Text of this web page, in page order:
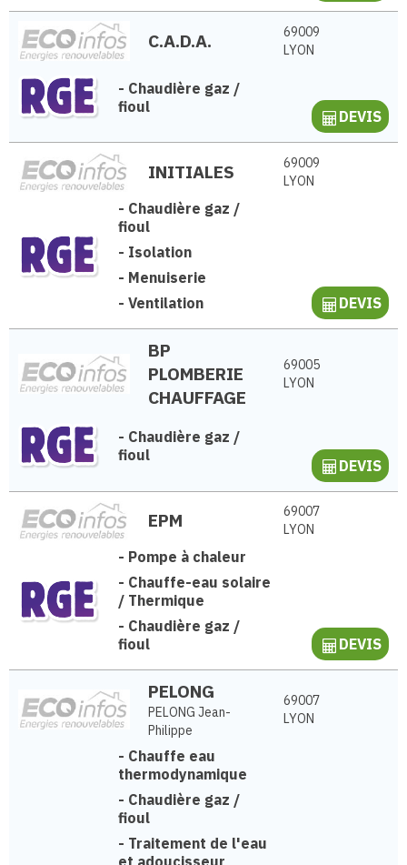
C.A.D.A.
69009
LYON
- Chaudière gaz /
fioul
DEVIS
INITIALES
69009
LYON
- Chaudière gaz /
fioul
- Isolation
- Menuiserie
- Ventilation DEVIS
BP
PLOMBERIE
CHAUFFAGE
69005
LYON
- Chaudière gaz /
fioul
DEVIS
EPM
69007
LYON
- Pompe à chaleur
- Chauffe-eau solaire
/ Thermique
- Chaudière gaz /
fioul
DEVIS
PELONG
PELONG Jean-
Philippe
69007
LYON
- Chauffe eau
thermodynamique
- Chaudière gaz /
fioul
- Traitement de l'eau